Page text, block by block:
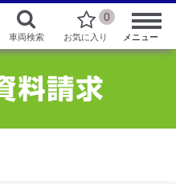
車両検索
0
お気に入り メニュー